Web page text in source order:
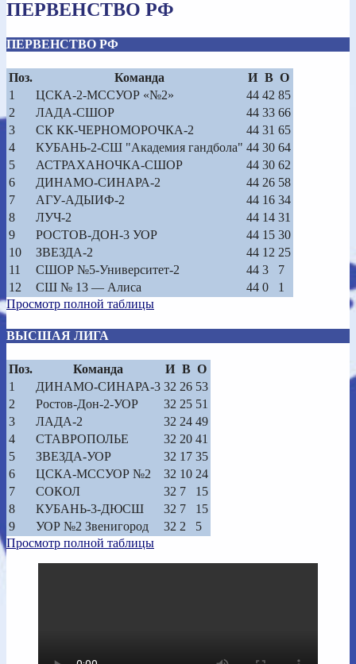
ПЕРВЕНСТВО РФ
ПЕРВЕНСТВО РФ
Поз. Команда И В О
1
ЦСКА-2-МССУОР «№2» 44 42 85
2
ЛАДА-СШОР 44 33 66
3
СК КК-ЧЕРНОМОРОЧКА-2 44 31 65
4
КУБАНЬ-2-СШ "Академия гандбола" 44 30 64
5
АСТРАХАНОЧКА-СШОР 44 30 62
6
ДИНАМО-СИНАРА-2 44 26 58
7
АГУ-АДЫИФ-2 44 16 34
8
ЛУЧ-2 44 14 31
9
РОСТОВ-ДОН-3 УОР 44 15 30
10
ЗВЕЗДА-2 44 12 25
11
СШОР №5-Университет-2 44 3
7
12
СШ № 13 — Алиса 44 0
1
Просмотр полной таблицы
ВЫСШАЯ ЛИГА
Поз. Команда И В О
1
ДИНАМО-СИНАРА-3 32 26 53
2
Ростов-Дон-2-УОР 32 25 51
3
ЛАДА-2 32 24 49
4
СТАВРОПОЛЬЕ 32 20 41
5
ЗВЕЗДА-УОР 32 17 35
6
ЦСКА-МССУОР №2 32 10 24
7
СОКОЛ 32 7
15
8
КУБАНЬ-3-ДЮСШ 32 7
15
9
УОР №2 Звенигород 32 2
5
Просмотр полной таблицы